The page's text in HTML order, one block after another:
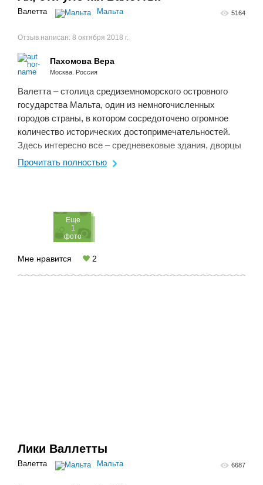
Валетта Мальта 5164
Отзыв написан: 8 октября 2018 г.
Пахомова Вера
Москва. Россия
Валетта – столица средиземноморского островного
государства Мальта, один из немногочисленных
городов страны, в котором сосредоточено огромное
количество исторических достопримечательностей.
Здесь интересно все – средневековые здания, дворцы
и соборы, музеи и крепости. На небольшом участке
Прочитать полностью
Eще
1
фото
Мне нравится 2
Лики Валлетты
Валетта Мальта 6687